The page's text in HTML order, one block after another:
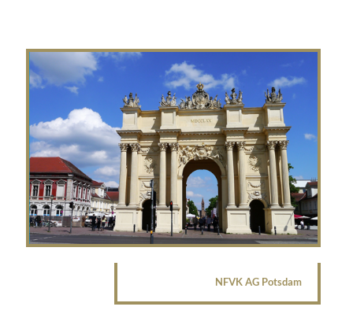
NFVK AG Potsdam